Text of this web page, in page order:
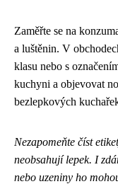
Zaměřte se na
a luštěnin. V
klasu nebo s
kuchyni a objevovat
bezlepkových
Nezapomeňte číst
neobsahují lepek. I
nebo uzeniny ho